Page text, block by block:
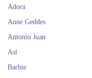
Adora
Anne Geddes
Antonio Juan
Así
Barbie